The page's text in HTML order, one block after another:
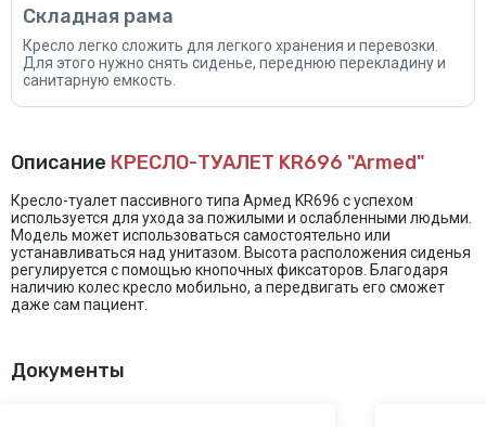
Складная рама
Кресло легко сложить для легкого хранения и перевозки.
Для этого нужно снять сиденье, переднюю перекладину и
санитарную емкость.
Описание КРЕСЛО-ТУАЛЕТ KR696 "Armed"
Кресло-туалет пассивного типа Армед KR696 с успехом
используется для ухода за пожилыми и ослабленными людьми.
Модель может использоваться самостоятельно или
устанавливаться над унитазом. Высота расположения сиденья
регулируется с помощью кнопочных фиксаторов. Благодаря
наличию колес кресло мобильно, а передвигать его сможет
даже сам пациент.
Документы